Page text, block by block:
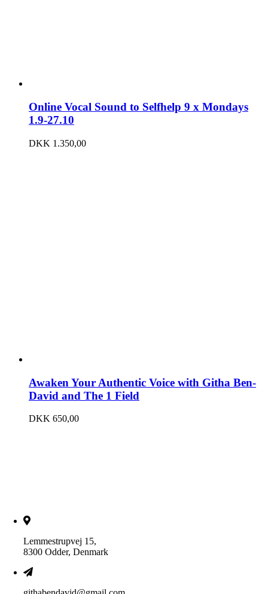
Online Vocal Sound to Selfhelp 9 x Mondays
1.9-27.10
DKK 1.350,00
Awaken Your Authentic Voice with Githa Ben-
David and The 1 Field
DKK 650,00
Lemmestrupvej 15,
8300 Odder, Denmark